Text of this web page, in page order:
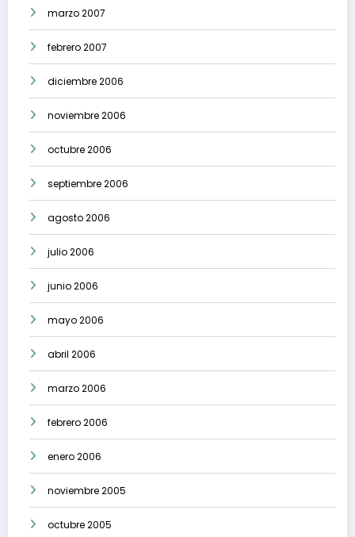
marzo 2007
febrero 2007
diciembre 2006
noviembre 2006
octubre 2006
septiembre 2006
agosto 2006
julio 2006
junio 2006
mayo 2006
abril 2006
marzo 2006
febrero 2006
enero 2006
noviembre 2005
octubre 2005